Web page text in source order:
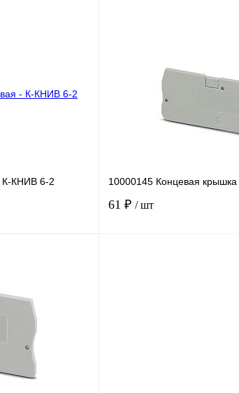
В избранное
К-КНИВ 6-2 10000145 Концевая
61 ₽ / шт